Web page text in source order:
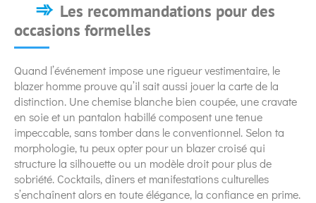
Les recommandations pour des
occasions formelles
Quand l’événement impose une rigueur vestimentaire, le
blazer homme prouve qu’il sait aussi jouer la carte de la
distinction. Une chemise blanche bien coupée, une cravate
en soie et un pantalon habillé composent une tenue
impeccable, sans tomber dans le conventionnel. Selon ta
morphologie, tu peux opter pour un blazer croisé qui
structure la silhouette ou un modèle droit pour plus de
sobriété. Cocktails, dîners et manifestations culturelles
s’enchaînent alors en toute élégance, la confiance en prime.